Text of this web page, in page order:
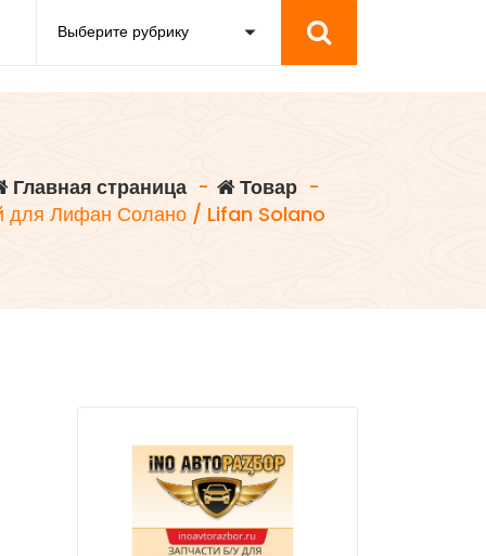
Главная страница - Товар -
для Лифан Солано / Lifan Solano